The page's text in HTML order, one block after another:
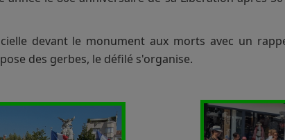
devant le monument aux morts avec un
des gerbes, le défilé s'organise.